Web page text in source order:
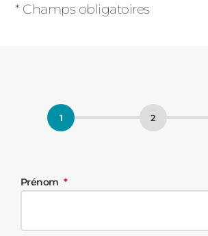
* Champs obligatoires
Prénom